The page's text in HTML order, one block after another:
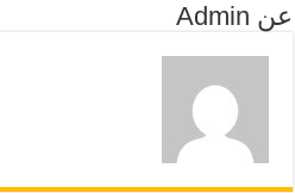
عن Admin